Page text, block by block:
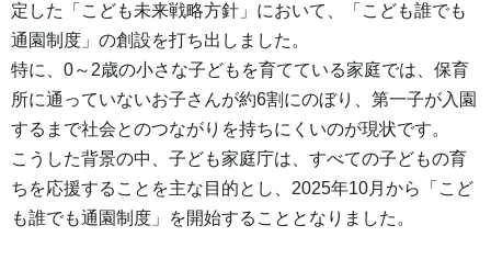
定した「こども未来戦略方針」において、「こども誰でも
通園制度」の創設を打ち出しました。
特に、0～2歳の小さな子どもを育てている家庭では、保育
所に通っていないお子さんが約6割にのぼり、第一子が入園
するまで社会とのつながりを持ちにくいのが現状です。
こうした背景の中、子ども家庭庁は、すべての子どもの育
ちを応援することを主な目的とし、2025年10月から「こど
も誰でも通園制度」を開始することとなりました。